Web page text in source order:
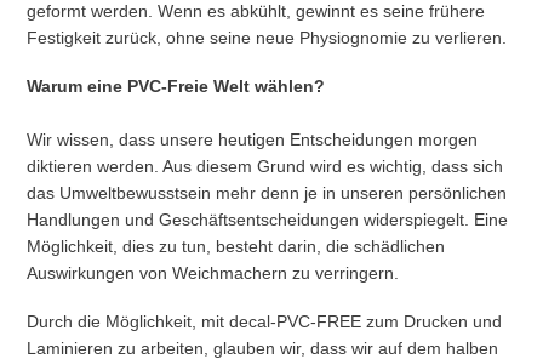
geformt werden. Wenn es abkühlt, gewinnt es seine frühere
Festigkeit zurück, ohne seine neue Physiognomie zu verlieren.
Warum eine PVC-Freie Welt wählen?
Wir wissen, dass unsere heutigen Entscheidungen morgen
diktieren werden. Aus diesem Grund wird es wichtig, dass sich
das Umweltbewusstsein mehr denn je in unseren persönlichen
Handlungen und Geschäftsentscheidungen widerspiegelt. Eine
Möglichkeit, dies zu tun, besteht darin, die schädlichen
Auswirkungen von Weichmachern zu verringern.
Durch die Möglichkeit, mit decal-PVC-FREE zum Drucken und
Laminieren zu arbeiten, glauben wir, dass wir auf dem halben